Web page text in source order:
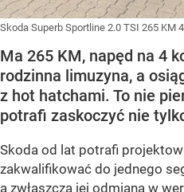
Skoda Superb Sportline 2.0 TSI 265 KM
Ma 265 KM, napęd na 4
rodzinna limuzyna, a
z hot hatchami. To nie
potrafi zaskoczyć nie
Skoda od lat potrafi
zakwalifikować do jednego
a zwłaszcza jej odmiana w